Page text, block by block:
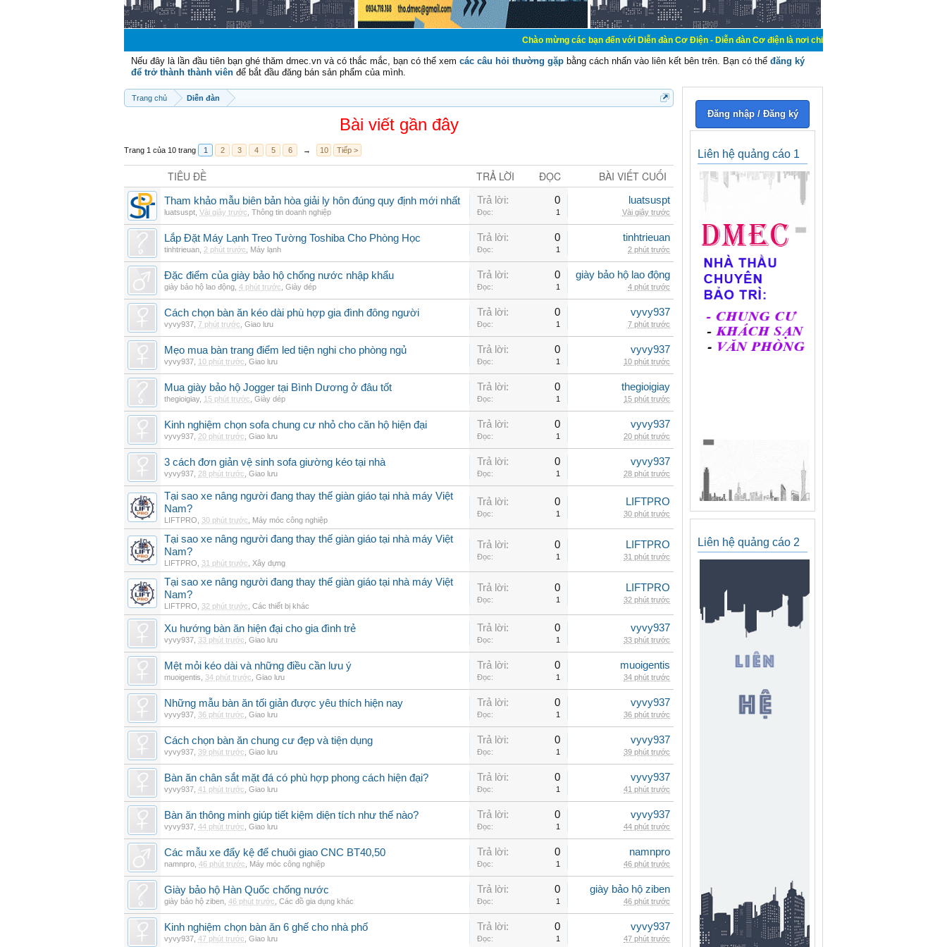
Chào mừng các bạn đến với Diễn đàn Cơ Điện - Diễn đàn Cơ điện là nơi chia sẽ kiến thức kinh nghiệm trong lãnh
Nếu đây là lần đầu tiên bạn ghé thăm dmec.vn và có thắc mắc, bạn có thể xem các câu hỏi thường gặp bằng cách nhấn vào liên kết bên trên. Bạn có thể đăng ký
để trở thành thành viên để bắt đầu đăng bán sản phẩm của mình.
Trang chủ Diễn đàn
Bài viết gần đây
Trang 1 của 10 trang 1 2 3 4 5 6 → 10 Tiếp >
TIÊU ĐỀ TRẢ LỜI ĐỌC BÀI VIẾT CUỐI
Tham khảo mẫu biên bản hòa giải ly hôn đúng quy định mới nhất
luatsuspt Vài giây trước Thông tin doanh nghiệp
Trả lời: 0
Đọc: 1
luatsuspt
Vài giây trước
Lắp Đặt Máy Lạnh Treo Tường Toshiba Cho Phòng Học
tinhtrieuan 2 phút trước Máy lạnh
Trả lời: 0
Đọc: 1
tinhtrieuan
2 phút trước
Đặc điểm của giày bảo hộ chống nước nhập khẩu
giày bảo hộ lao động 4 phút trước Giày dép
Trả lời: 0
Đọc: 1
giày bảo hộ lao động
4 phút trước
Cách chọn bàn ăn kéo dài phù hợp gia đình đông người
vyvy937 7 phút trước Giao lưu
Trả lời: 0
Đọc: 1
vyvy937
7 phút trước
Mẹo mua bàn trang điểm led tiện nghi cho phòng ngủ
vyvy937 10 phút trước Giao lưu
Trả lời: 0
Đọc: 1
vyvy937
10 phút trước
Mua giày bảo hộ Jogger tại Bình Dương ở đâu tốt
thegioigiay, 15 phút trước Giày dép
Trả lời: 0
Đọc: 1
thegioigiay
15 phút trước
Kinh nghiệm chọn sofa chung cư nhỏ cho căn hộ hiện đại
vyvy937 20 phút trước Giao lưu
Trả lời: 0
Đọc: 1
vyvy937
20 phút trước
3 cách đơn giản vệ sinh sofa giường kéo tại nhà
vyvy937 28 phút trước Giao lưu
Trả lời: 0
Đọc: 1
vyvy937
28 phút trước
Tại sao xe nâng người đang thay thế giàn giáo tại nhà máy Việt
Nam?
LIFTPRO 30 phút trước Máy móc công nghiệp
Trả lời: 0
Đọc: 1
LIFTPRO
30 phút trước
Tại sao xe nâng người đang thay thế giàn giáo tại nhà máy Việt
Nam?
LIFTPRO 31 phút trước Xây dựng
Trả lời: 0
Đọc: 1
LIFTPRO
31 phút trước
Tại sao xe nâng người đang thay thế giàn giáo tại nhà máy Việt
Nam?
LIFTPRO 32 phút trước Các thiết bị khác
Trả lời: 0
Đọc: 1
LIFTPRO
32 phút trước
Xu hướng bàn ăn hiện đại cho gia đình trẻ
vyvy937 33 phút trước Giao lưu
Trả lời: 0
Đọc: 1
vyvy937
33 phút trước
Mệt mỏi kéo dài và những điều cần lưu ý
muoigentis 34 phút trước Giao lưu
Trả lời: 0
Đọc: 1
muoigentis
34 phút trước
Những mẫu bàn ăn tối giản được yêu thích hiện nay
vyvy937 36 phút trước Giao lưu
Trả lời: 0
Đọc: 1
vyvy937
36 phút trước
Cách chọn bàn ăn chung cư đẹp và tiện dụng
vyvy937 39 phút trước Giao lưu
Trả lời: 0
Đọc: 1
vyvy937
39 phút trước
Bàn ăn chân sắt mặt đá có phù hợp phong cách hiện đại?
vyvy937 41 phút trước Giao lưu
Trả lời: 0
Đọc: 1
vyvy937
41 phút trước
Bàn ăn thông minh giúp tiết kiệm diện tích như thế nào?
vyvy937 44 phút trước Giao lưu
Trả lời: 0
Đọc: 1
vyvy937
44 phút trước
Các mẫu xe đẩy kệ để chuôi giao CNC BT40,50
namnpro 46 phút trước Máy móc công nghiệp
Trả lời: 0
Đọc: 1
namnpro
46 phút trước
Giày bảo hộ Hàn Quốc chống nước
giày bảo hộ ziben 46 phút trước Các đồ gia dụng khác
Trả lời: 0
Đọc: 1
giày bảo hộ ziben
46 phút trước
Kinh nghiệm chọn bàn ăn 6 ghế cho nhà phố
vyvy937 47 phút trước Giao lưu
Trả lời: 0
Đọc: 1
vyvy937
47 phút trước
Đăng nhập / Đăng ký
Liên hệ quảng cáo 1
Liên hệ quảng cáo 2